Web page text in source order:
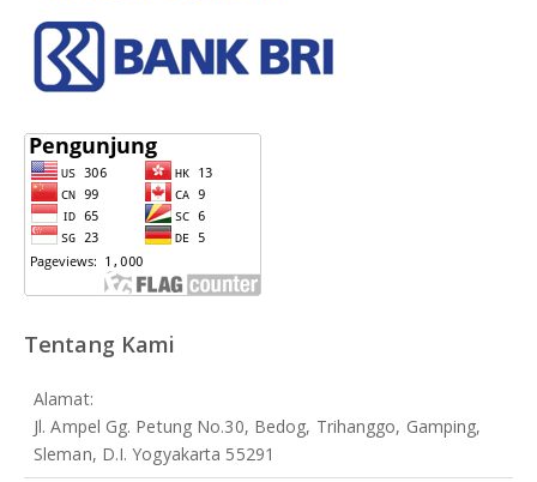
Tentang Kami
Alamat:
Jl. Ampel Gg. Petung No.30, Bedog, Trihanggo, Gamping,
Sleman, D.I. Yogyakarta 55291